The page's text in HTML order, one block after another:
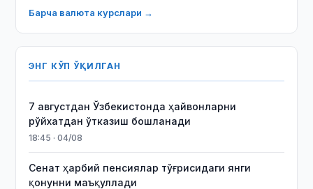
Барча валюта курслари →
ЭНГ КЎП ЎҚИЛГАН
7 августдан Ўзбекистонда ҳайвонларни
рўйхатдан ўтказиш бошланади
18:45 · 04/08
Сенат ҳарбий пенсиялар тўғрисидаги янги
қонунни маъқуллади